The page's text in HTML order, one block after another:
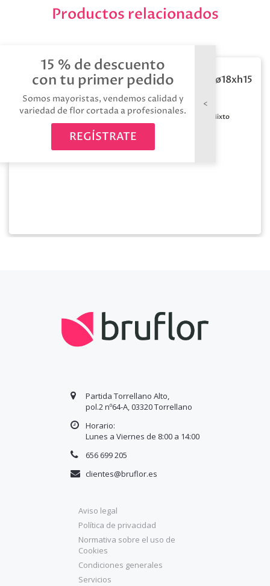
15 % de descuento
con tu primer pedido
Somos mayoristas, vendemos calidad y
variedad de flor cortada a profesionales.
REGÍSTRATE
Productos relacionados
Cesta negra blanca ø18xh15
Medida:
Ø18cm*15cm
Mixto
Aviso legal
Política de privacidad
Normativa sobre el uso de
Cookies
Condiciones generales
Servicios
Partida Torrellano Alto,
pol.2 nº64-A, 03320 Torrellano
Horario:
Lunes a Viernes de 8:00 a 14:00
656 699 205
clientes@bruflor.es